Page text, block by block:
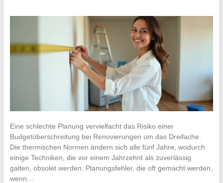
Eine schlechte Planung vervielfacht das Risiko einer
Budgetüberschreitung bei Renovierungen um das Dreifache.
Die thermischen Normen ändern sich alle fünf Jahre, wodurch
einige Techniken, die vor einem Jahrzehnt als zuverlässig
galten, obsolet werden. Planungsfehler, die oft gemacht werden,
wenn…